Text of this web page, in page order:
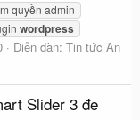
quyền admin
wordpress
Diễn đàn: Tin tức An
Slider 3 đe